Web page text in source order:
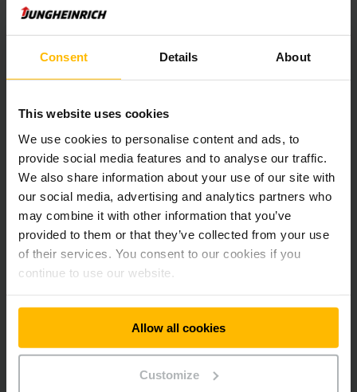
Consent Details About
This website uses cookies
We use cookies to personalise content and ads, to
provide social media features and to analyse our traffic.
We also share information about your use of our site with
our social media, advertising and analytics partners who
may combine it with other information that you’ve
provided to them or that they’ve collected from your use
of their services. You consent to our cookies if you
continue to use our website.
Allow all cookies
Customize
Korkeimmat suorituskyvyt. Ilman
kompromisseja.
Luottamus on hyvä asia, mutta takuu on parempi, varsinkin
silloin, kun kyseessä on investointi omaan yritykseesi. Et
halua tehdä kompromisseja, vaan haluat luottaa 100 %
teknologiaan ja palveluntarjoajaan – ja näin on Jungheinrichin
pitkäikäistä teknologiaa, vaan myös upeaa varmuutta ja
mielenrauhaa yrityksellesi.
“Jungheinrich Li-ion Guarantee Plus” -takuulla annamme